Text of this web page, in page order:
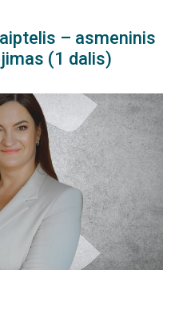
– asmeninis
(1 dalis)